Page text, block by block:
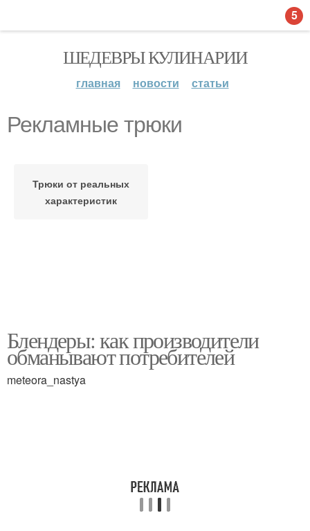
ШЕДЕВРЫ КУЛИНАРИИ
главная новости статьи
Рекламные трюки
Трюки от реальных
характеристик
Блендеры: как производители
обманывают потребителей
meteora_nastya
5